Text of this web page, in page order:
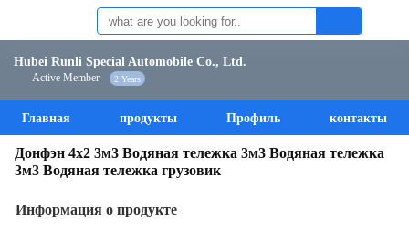
Hubei Runli Special Automobile Co., Ltd.
Active Member 2 Years
Главная продукты Профиль контакты
Донфэн 4х2 3м3 Водяная тележка 3м3 Водяная тележка
3м3 Водяная тележка грузовик
Информация о продукте